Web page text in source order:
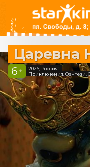
Царевна
6 +
2026, Россия
Приключения, Фэнтези,